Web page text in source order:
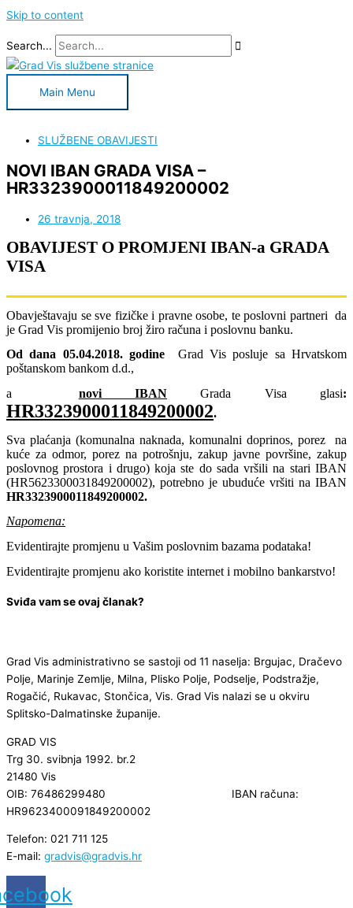
Skip to content
Search...
Main Menu
SLUŽBENE OBAVIJESTI
NOVI IBAN GRADA VISA –
HR3323900011849200002
26 travnja, 2018
OBAVIJEST O PROMJENI IBAN-a GRADA
VISA
Obavještavaju se sve fizičke i pravne osobe, te poslovni partneri da
je Grad Vis promijenio broj žiro računa i poslovnu banku.
Od dana 05.04.2018. godine Grad Vis posluje sa Hrvatskom
poštanskom bankom d.d.,
a novi IBAN Grada Visa glasi:
HR3323900011849200002.
Sva plaćanja (komunalna naknada, komunalni doprinos, porez na
kuće za odmor, porez na potrošnju, zakup javne površine, zakup
poslovnog prostora i drugo) koja ste do sada vršili na stari IBAN
(HR5623300031849200002), potrebno je ubuduće vršiti na IBAN
HR3323900011849200002.
Napomena:
Evidentirajte promjenu u Vašim poslovnim bazama podataka!
Evidentirajte promjenu ako koristite internet i mobilno bankarstvo!
Sviđa vam se ovaj članak?
Grad Vis administrativno se sastoji od 11 naselja: Brgujac, Dračevo
Polje, Marinje Zemlje, Milna, Plisko Polje, Podselje, Podstražje,
Rogačić, Rukavac, Stončica, Vis. Grad Vis nalazi se u okviru
Splitsko-Dalmatinske županije.
GRAD VIS
Trg 30. svibnja 1992. br.2
21480 Vis
OIB: 76486299480 IBAN računa:
HR9623400091849200002
Telefon: 021 711 125
E-mail: gradvis@gradvis.hr